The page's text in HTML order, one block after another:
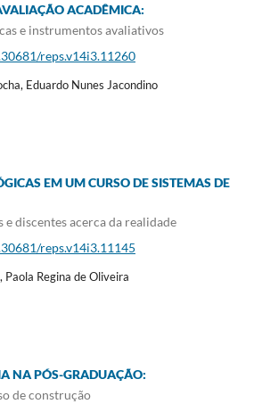
ACADÊMICA:
e instrumentos avaliativos
reps.v14i3.11260
Eduardo Nunes Jacondino
EM UM CURSO DE SISTEMAS DE
e discentes acerca da realidade
reps.v14i3.11145
Regina de Oliveira
NA PÓS-GRADUAÇÃO:
de construção